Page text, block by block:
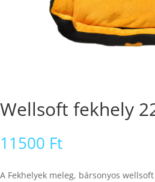
Wellsoft fekhely
11500 Ft
A Fekhelyek meleg, bársonyos